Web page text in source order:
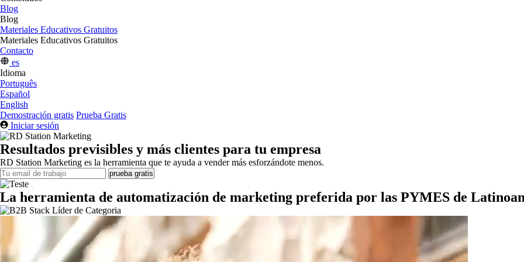
Blog
Blog
Materiales Educativos Gratuitos
Materiales Educativos Gratuitos
Contacto
es
Idioma
Português
Español
English
Demostración gratis Prueba Gratis
Iniciar sesión
Resultados previsibles y más clientes para tu empresa
RD Station Marketing es la herramienta que te ayuda a vender más esforzándote menos.
prueba gratis
La herramienta de automatización de marketing preferida por las PYMES de